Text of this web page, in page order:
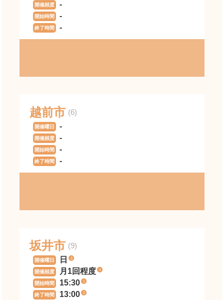
開催頻度 -
開始時間 -
終了時間 -
越前市 (6)
開催曜日 -
開催頻度 -
開始時間 -
終了時間 -
坂井市 (9)
開催曜日 日 3
開催頻度 月1回程度 4
開始時間 15:30 1
終了時間 13:00 2